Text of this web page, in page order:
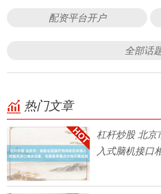
配资平台开户
全部话
热门文章
杠杆炒股 北京
入式脑机接口